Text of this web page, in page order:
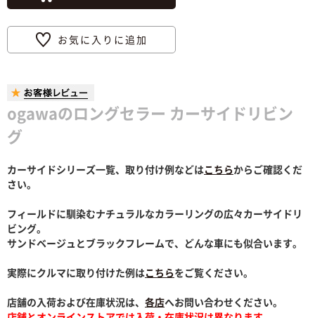
お気に入りに追加
ogawaのロングセラー カーサイドリビン
グ
カーサイドシリーズ一覧、取り付け例などはこちらからご確認くだ
さい。
フィールドに馴染むナチュラルなカラーリングの広々カーサイドリ
ビング。
サンドベージュとブラックフレームで、どんな車にも似合います。
実際にクルマに取り付けた例はこちらをご覧ください。
店舗の入荷および在庫状況は、 各店へお問い合わせください。